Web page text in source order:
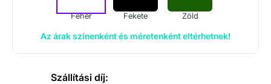
Fehér Fekete Zöld
Az árak színenként és méretenként eltérhetnek!
Szállítási díj: